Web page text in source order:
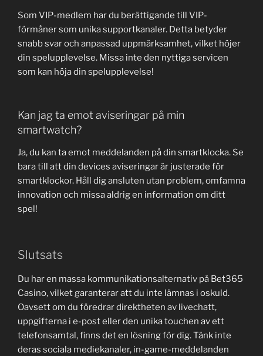
Som VIP-medlem har du berättigande till VIP-
förmåner som unika supportkanaler. Detta betyder
snabb svar och anpassad uppmärksamhet, vilket höjer
din spelupplevelse. Missa inte den nyttiga servicen
som kan höja din spelupplevelse!
Kan jag ta emot aviseringar på min
smartwatch?
Ja, du kan ta emot meddelanden på din smartklocka. Se
bara till att din devices aviseringar är justerade för
smartklockor. Håll dig ansluten utan problem, omfamna
innovation och missa aldrig en information om ditt
spel!
Slutsats
Du har en massa kommunikationsalternativ på Bet365
Casino, vilket garanterar att du inte lämnas i oskuld.
Oavsett om du föredrar direktheten av livechatt,
uppgifterna i e-post eller den unika touchen av ett
telefonsamtal, finns det en lösning för dig. Tänk inte
deras sociala mediekanaler, in-game-meddelanden